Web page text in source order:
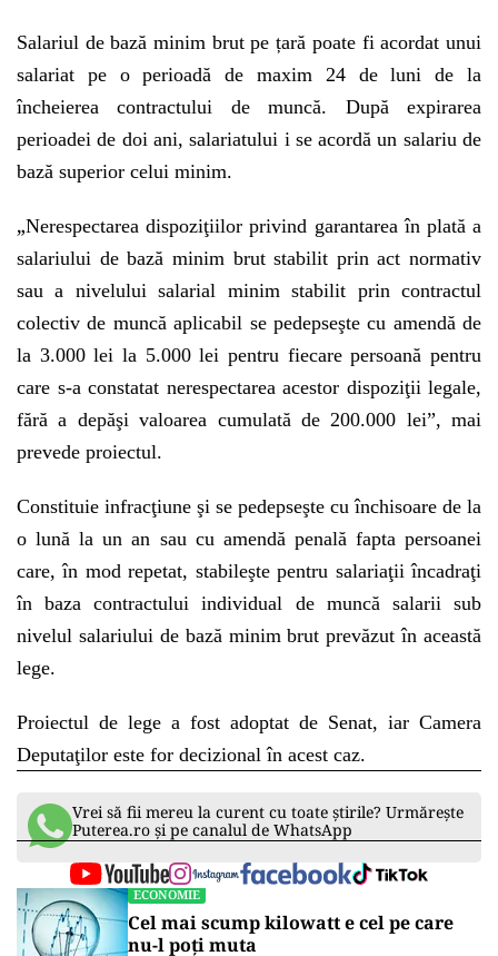
Salariul de bază minim brut pe țară poate fi acordat unui
salariat pe o perioadă de maxim 24 de luni de la
încheierea contractului de muncă. După expirarea
perioadei de doi ani, salariatului i se acordă un salariu de
bază superior celui minim.
„Nerespectarea dispoziţiilor privind garantarea în plată a
salariului de bază minim brut stabilit prin act normativ
sau a nivelului salarial minim stabilit prin contractul
colectiv de muncă aplicabil se pedepseşte cu amendă de
la 3.000 lei la 5.000 lei pentru fiecare persoană pentru
care s-a constatat nerespectarea acestor dispoziţii legale,
fără a depăşi valoarea cumulată de 200.000 lei”, mai
prevede proiectul.
Constituie infracţiune şi se pedepseşte cu închisoare de la
o lună la un an sau cu amendă penală fapta persoanei
care, în mod repetat, stabileşte pentru salariaţii încadraţi
în baza contractului individual de muncă salarii sub
nivelul salariului de bază minim brut prevăzut în această
lege.
Proiectul de lege a fost adoptat de Senat, iar Camera
Deputaţilor este for decizional în acest caz.
Vrei să fii mereu la curent cu toate știrile? Urmărește
Puterea.ro și pe canalul de WhatsApp
ECONOMIE
Cel mai scump kilowatt e cel pe care
nu-l poți muta